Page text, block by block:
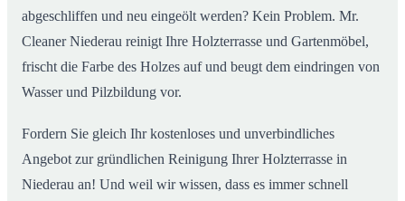
abgeschliffen und neu eingeölt werden? Kein Problem. Mr.
Cleaner Niederau reinigt Ihre Holzterrasse und Gartenmöbel,
frischt die Farbe des Holzes auf und beugt dem eindringen von
Wasser und Pilzbildung vor.
Fordern Sie gleich Ihr kostenloses und unverbindliches
Angebot zur gründlichen Reinigung Ihrer Holzterrasse in
Niederau an! Und weil wir wissen, dass es immer schnell